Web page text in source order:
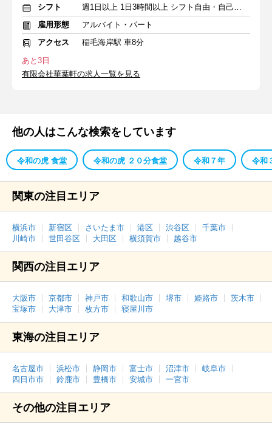
シフト
週1日以上 1日3時間以上 シフト自由・自己申告
雇用形態
アルバイト・パート
アクセス
稲毛海岸駅 車8分
あと3日
有限会社華葉軒の求人一覧を見る
他の人はこんな検索をしています
令和の虎 食堂 令和の虎 ２０分食堂 令和７年 令和
関東の注目エリア
横浜市 新宿区 さいたま市 港区 渋谷区
千葉市
川崎市
世田谷区 大田区 横須賀市 越谷市
関西の注目エリア
大阪市 京都市 神戸市 和歌山市 堺市 姫路市
茨木市
宝塚市
大津市 枚方市 寝屋川市
東海の注目エリア
名古屋市 浜松市 静岡市 富士市 沼津市
岐阜市
四日市市
鈴鹿市 豊橋市 安城市 一宮市
その他の注目エリア